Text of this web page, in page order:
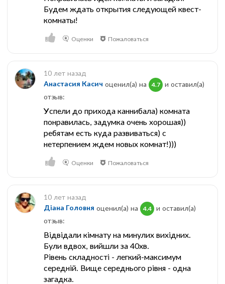
Будем ждать открытия следующей квест-
комнаты!
Оценки Пожаловаться
10 лет назад
Анастасия Касич оценил(а) на 4.7
и оставил(a)
отзыв:
Успели до прихода каннибала) комната
понравилась, задумка очень хорошая))
ребятам есть куда развиваться) с
нетерпением ждем новых комнат!)))
Оценки Пожаловаться
10 лет назад
Діана Головня оценил(а) на 4.4
и оставил(a)
отзыв:
Відвідали кімнату на минулих вихідних.
Були вдвох, вийшли за 40хв.
Рівень складності - легкий-максимум
середній. Вище середнього рівня - одна
загадка.